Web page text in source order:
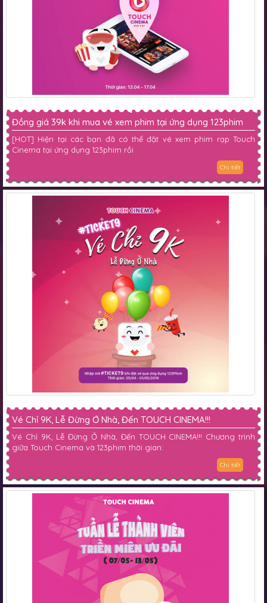
Đồng giá 39k khi mua vé xem phim tại ứng dụng 123phim
[HOT] Hiện tại các bạn đã có thể đặt vé xem phim rạp Touch
Cinema tại ứng dụng 123phim rồi
Chi tiết
Vé Chỉ 9K, Lễ Đừng Ở Nhà, Đến TOUCH CINEMA!!!
Vé Chỉ 9K, Lễ Đừng Ở Nhà, Đến TOUCH CINEMA!!! Chương trình
giữa Touch Cinema và 123phim thời gian:
Chi tiết